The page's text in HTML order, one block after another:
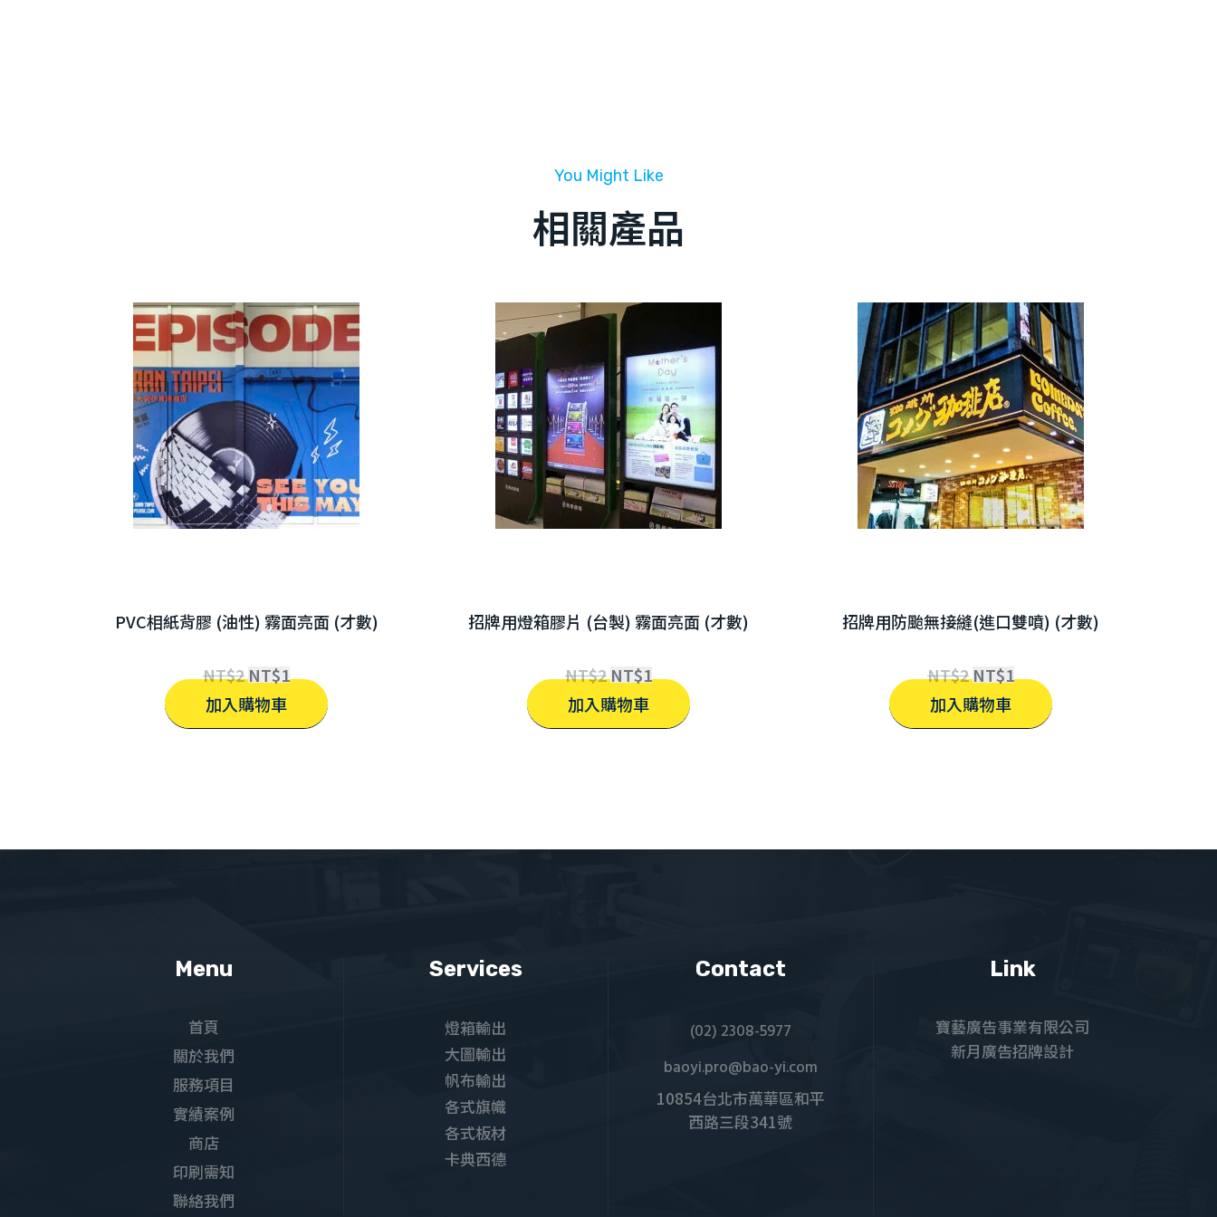
You Might Like
相關產品
PVC相紙背膠 (油性) 霧面亮面 (才數)
NT$2 NT$1
加入購物車
招牌用燈箱膠片 (台製) 霧面亮面 (才數)
NT$2 NT$1
加入購物車
招牌用防颱無接縫(進口雙噴) (才數)
NT$2 NT$1
加入購物車
Menu
首頁
關於我們
服務項目
實績案例
商店
印刷需知
聯絡我們
Services
燈箱輸出
大圖輸出
帆布輸出
各式旗幟
各式板材
卡典西德
Contact
(02) 2308-5977
baoyi.pro@bao-yi.com
10854台北市萬華區和平
西路三段341號
Link
寶藝廣告事業有限公司
新月廣告招牌設計